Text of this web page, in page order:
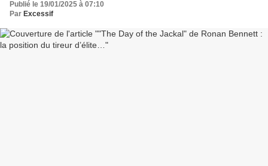
Publié le 19/01/2025 à 07:10
Par Excessif